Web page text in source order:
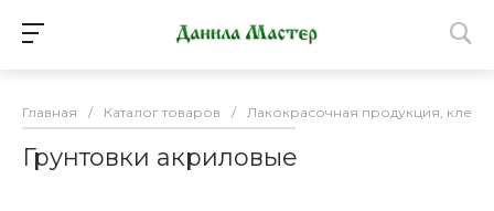
Главная / Каталог товаров / Лакокрасочная продукция, клей
Грунтовки акриловые